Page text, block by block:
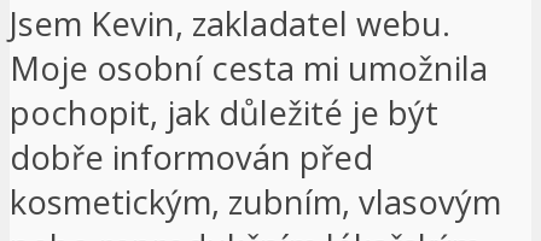
Jsem Kevin, zakladatel webu.
Moje osobní cesta mi umožnila
pochopit, jak důležité je být
dobře informován před
kosmetickým, zubním, vlasovým